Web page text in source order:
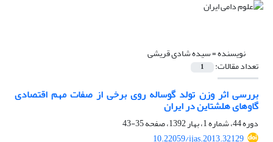
نویسنده =سیده شادی قریشی
تعداد مقالات: 1
بررسی اثر وزن تولد گوساله روی برخی از صفات مهم اقتصادی
گاوهای هلشتاین در ایران
دوره 44، شماره 1، بهار 1392، صفحه
35-43